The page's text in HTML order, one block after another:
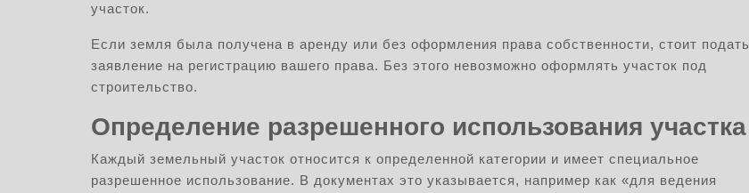
участок.
Если земля была получена в аренду или без оформления права собственности, стоит подать
заявление на регистрацию вашего права. Без этого невозможно оформлять участок под
строительство.
Определение разрешенного использования участка
Каждый земельный участок относится к определенной категории и имеет специальное
разрешенное использование. В документах это указывается, например как «для ведения